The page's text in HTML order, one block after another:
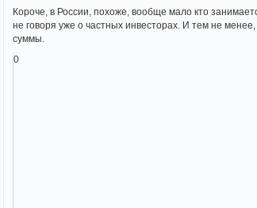
Короче, в России, похоже, вообще мало кто
не говоря уже о частных инвесторах. И тем не
суммы.
0